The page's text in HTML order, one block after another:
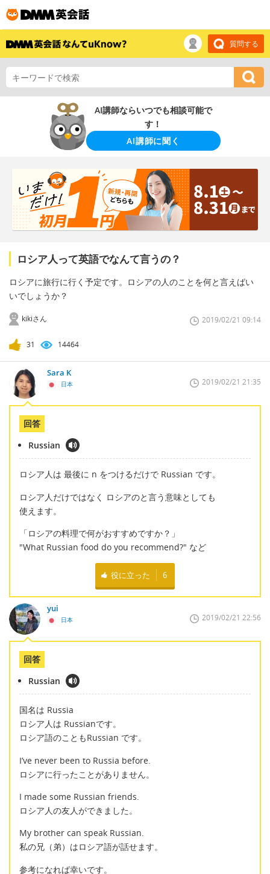
質問する
AI講師ならいつでも相談可能で
す！
AI講師に聞く
ロシア人って英語でなんて言うの？
ロシアに旅行に行く予定です。ロシアの人のことを何と言えばい
いでしょうか？
kikiさん 2019/02/21 09:14
31 14464
Sara K
日本 2019/02/21 21:35
回答
Russian
ロシア人は 最後に n をつけるだけで Russian です。
ロシア人だけではなく ロシアのと言う意味としても
使えます。
「ロシアの料理で何がおすすめですか？」
"What Russian food do you recommend?" など
役に立った 6
yui
日本 2019/02/21 22:56
回答
Russian
国名は Russia
ロシア人は Russianです。
ロシア語のこともRussian です。
I’ve never been to Russia before.
ロシアに行ったことがありません。
I made some Russian friends.
ロシア人の友人ができました。
My brother can speak Russian.
私の兄（弟）はロシア語が話せます。
参考になれば幸いです。